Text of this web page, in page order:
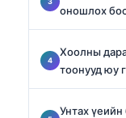
оношлох
Хоолны
тоонууд юу
Унтах